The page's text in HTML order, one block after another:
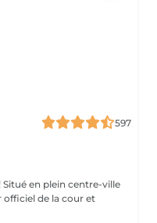
597
officiel de la cour et